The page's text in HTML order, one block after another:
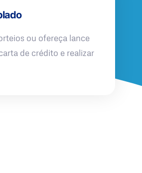
ou ofereça lance
de crédito e realizar